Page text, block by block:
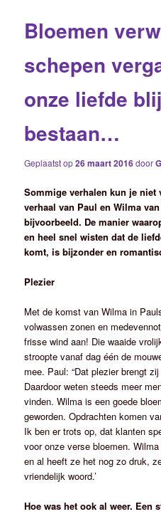
Bloemen
schepen
onze liefde
bestaan…
Geplaatst op26 maart 2016door
Sommige verhalen kun je niet
verhaal van Paul en Wilma
bijvoorbeeld. De manier
en heel snel wisten dat de
komt, is bijzonder en
Plezier
Met de komst van Wilma in
volwassen zonen en
frisse wind aan! Die waaide
stroopte vanaf dag één de
mee. Paul: “Dat plezier brengt
Daardoor weten steeds meer
vinden. Wilma is een goede
geworden. Opdrachten komen
Ik ben er trots op, dat klanten
voor onze verse bloemen.
en al heeft ze het nog zo druk,
vriendelijk woord.’
Hoe was het ook al weer. Een